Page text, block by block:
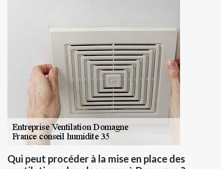
Qui peut procéder à la mise en place des